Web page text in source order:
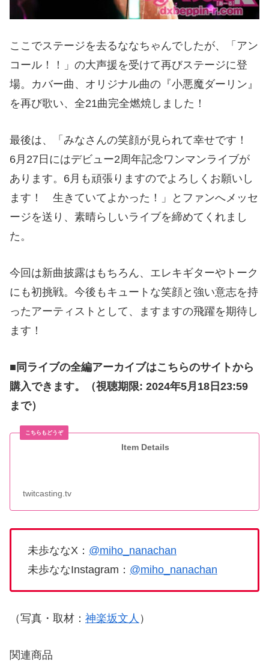
ここでステージを去るななちゃんでしたが、「アン
コール！！」の大声援を受けて再びステージに登
場。カバー曲、オリジナル曲の『小悪魔ダーリン』
を再び歌い、全21曲完全燃焼しました！
最後は、「みなさんの笑顔が見られて幸せです！
6月27日にはデビュー2周年記念ワンマンライブが
あります。6月も頑張りますのでよろしくお願いし
ます！ 生きていてよかった！」とファンへメッセ
ージを送り、素晴らしいライブを締めてくれまし
た。
今回は新曲披露はもちろん、エレキギターやトーク
にも初挑戦。今後もキュートな笑顔と強い意志を持
ったアーティストとして、ますますの飛躍を期待し
ます！
■同ライブの全編アーカイブはこちらのサイトから
購入できます。（視聴期限: 2024年5月18日23:59
まで）
Item Details
twitcasting.tv
未歩ななX： @miho_nanachan
未歩ななInstagram： @miho_nanachan
（写真・取材： 神楽坂文人 ）
関連商品